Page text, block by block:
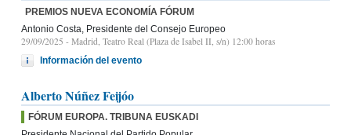
PREMIOS NUEVA ECONOMÍA FÓRUM
Antonio Costa, Presidente del Consejo Europeo
29/09/2025 - Madrid, Teatro Real (Plaza de Isabel II, s/n) 12:00 horas
Información del evento
Alberto Núñez Feijóo
FÓRUM EUROPA. TRIBUNA EUSKADI